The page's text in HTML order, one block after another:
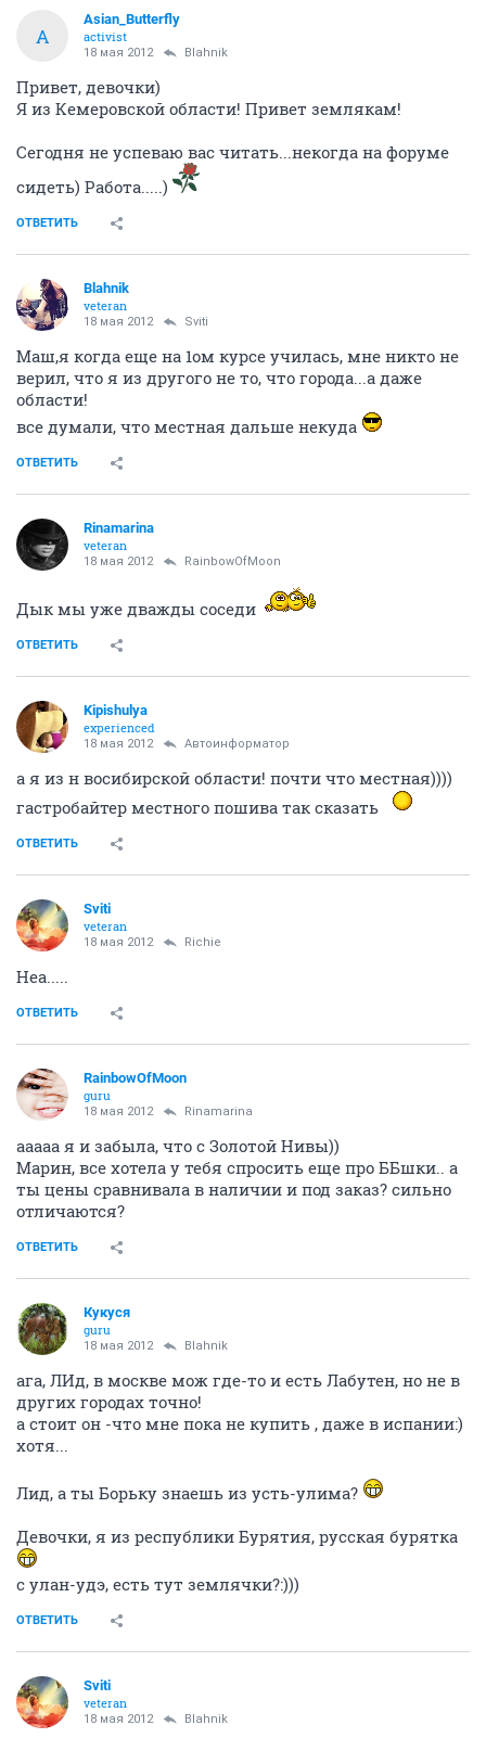
A
Asian_Butterfly
activist
18 мая 2012 Blahnik
Привет, девочки)
Я из Кемеровской области! Привет землякам!
Сегодня не успеваю вас читать...некогда на форуме
сидеть) Работа.....)
ОТВЕТИТЬ
Blahnik
veteran
18 мая 2012 Sviti
Маш,я когда еще на 1ом курсе училась, мне никто не
верил, что я из другого не то, что города...а даже
области!
все думали, что местная дальше некуда
ОТВЕТИТЬ
Rinamarina
veteran
18 мая 2012 RainbowOfMoon
Дык мы уже дважды соседи
ОТВЕТИТЬ
Kipishulyа
experienced
18 мая 2012 Автоинформатор
а я из н восибирской области! почти что местная))))
гастробайтер местного пошива так сказать
ОТВЕТИТЬ
Sviti
veteran
18 мая 2012 Richie
Неа.....
ОТВЕТИТЬ
RainbowOfMoon
guru
18 мая 2012 Rinamarina
ааааа я и забыла, что с Золотой Нивы))
Марин, все хотела у тебя спросить еще про ББшки.. а
ты цены сравнивала в наличии и под заказ? сильно
отличаются?
ОТВЕТИТЬ
Кукуся
guru
18 мая 2012 Blahnik
ага, ЛИд, в москве мож где-то и есть Лабутен, но не в
других городах точно!
а стоит он -что мне пока не купить , даже в испании:)
хотя...
Лид, а ты Борьку знаешь из усть-улима?
Девочки, я из республики Бурятия, русская бурятка
с улан-удэ, есть тут землячки?:)))
ОТВЕТИТЬ
Sviti
veteran
18 мая 2012 Blahnik